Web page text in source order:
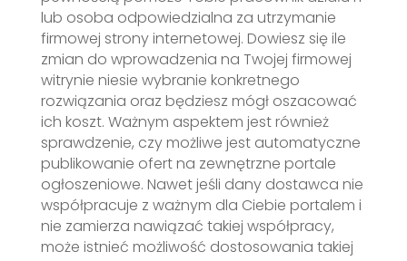
lub osoba odpowiedzialna za utrzymanie
firmowej strony internetowej. Dowiesz się ile
zmian do wprowadzenia na Twojej firmowej
witrynie niesie wybranie konkretnego
rozwiązania oraz będziesz mógł oszacować
ich koszt. Ważnym aspektem jest również
sprawdzenie, czy możliwe jest automatyczne
publikowanie ofert na zewnętrzne portale
ogłoszeniowe. Nawet jeśli dany dostawca nie
współpracuje z ważnym dla Ciebie portalem i
nie zamierza nawiązać takiej współpracy,
może istnieć możliwość dostosowania takiej